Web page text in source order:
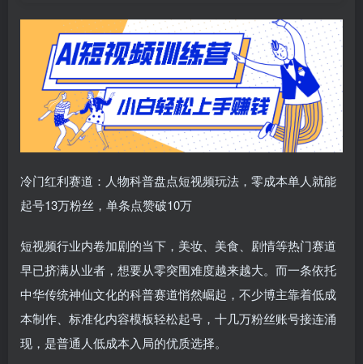
冷门红利赛道：人物科普盘点短视频玩法，零成本单人就能
起号13万粉丝，单条点赞破10万
短视频行业内卷加剧的当下，美妆、美食、剧情等热门赛道
早已挤满从业者，想要从零突围难度越来越大。而一条依托
中华传统神仙文化的科普赛道悄然崛起，不少博主靠着低成
本制作、标准化内容模板轻松起号，十几万粉丝账号接连涌
现，是普通人低成本入局的优质选择。